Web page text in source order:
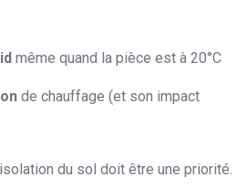
même quand la pièce est à 20°C
de chauffage (et son impact
du sol doit être une priorité.